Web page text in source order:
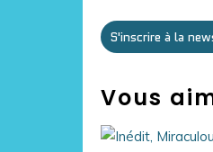
S'inscrire à la
Vous